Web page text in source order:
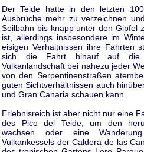
Der Teide hatte in den letzten
Ausbrüche mehr zu verzeichnen
Seilbahn bis knapp unter den Gipfel
ist, allerdings insbesondere im
eisigen Verhältnissen ihre Fahrten
sich die Fahrt hinauf auf die
Vulkanlandschaft bei nahezu jeder
von den Serpentinenstraßen
guten Sichtverhältnissen auch
und Gran Canaria schauen kann.
Erlebnisreich ist aber nicht nur eine
des Pico del Teide, um den
wachsen oder eine
Vulkankessels der Caldera de las